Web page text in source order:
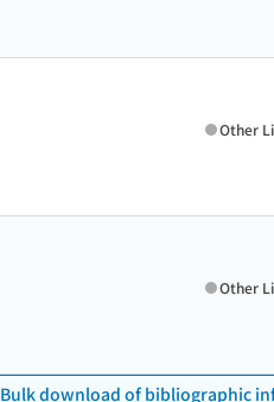
Other
Other
Bulk download of bibliographic